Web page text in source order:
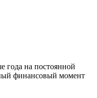
года на постоянной
финансовый момент